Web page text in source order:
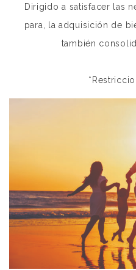
Dirigido a satisfacer las
para, la adquisición de
también